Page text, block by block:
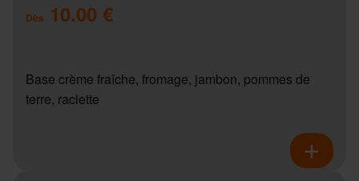
Dès 10.00 €
Base crème fraîche, fromage, jambon, pommes de
terre, raclette